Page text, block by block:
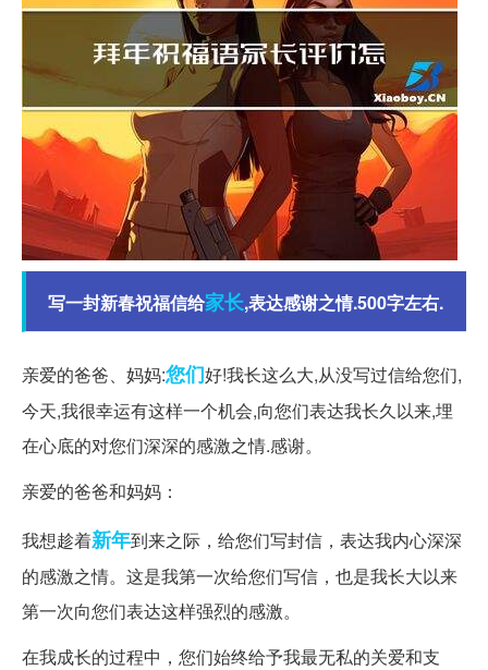
写一封新春祝福信给家长,表达感谢之情.500字左右.
亲爱的爸爸、妈妈:您们好!我长这么大,从没写过信给您们,
今天,我很幸运有这样一个机会,向您们表达我长久以来,埋
在心底的对您们深深的感激之情.感谢。
亲爱的爸爸和妈妈：
我想趁着新年到来之际，给您们写封信，表达我内心深深
的感激之情。这是我第一次给您们写信，也是我长大以来
第一次向您们表达这样强烈的感激。
在我成长的过程中，您们始终给予我最无私的关爱和支